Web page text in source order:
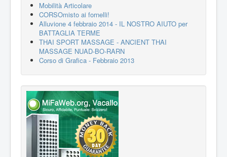
Mobilità Articolare
CORSOmisto ai fornelli!
Alluvione 4 febbraio 2014 - IL NOSTRO AIUTO per
BATTAGLIA TERME
THAI SPORT MASSAGE - ANCIENT THAI
MASSAGE NUAD-BO-RARN
Corso di Grafica - Febbraio 2013